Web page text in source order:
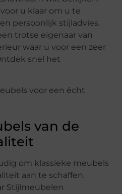
u klaar om u te
persoonlijk stijladvies.
trotse eigenaar van
waar u voor een zeer
snel het
van de
om klassieke meubels
aan te schaffen.
Stijlmeubelen